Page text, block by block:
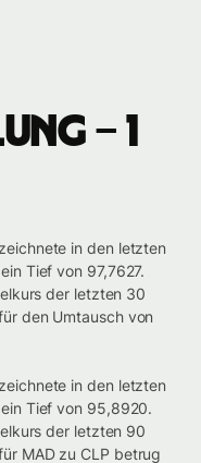
– 1
in den letzten
Tief von 97,7627.
der letzten 30
den Umtausch von
in den letzten
Tief von 95,8920.
der letzten 90
MAD zu CLP betrug